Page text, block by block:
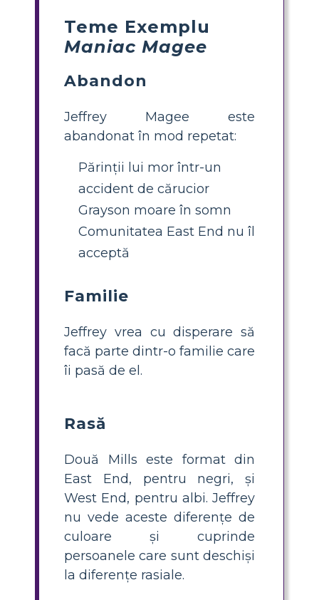
Teme Exemplu
Maniac Magee
Abandon
Jeffrey Magee este
abandonat în mod repetat:
Părinții lui mor într-un
accident de cărucior
Grayson moare în somn
Comunitatea East End nu îl
acceptă
Familie
Jeffrey vrea cu disperare să
facă parte dintr-o familie care
îi pasă de el.
Rasă
Două Mills este format din
East End, pentru negri, și
West End, pentru albi. Jeffrey
nu vede aceste diferențe de
culoare și cuprinde
persoanele care sunt deschiși
la diferențe rasiale.